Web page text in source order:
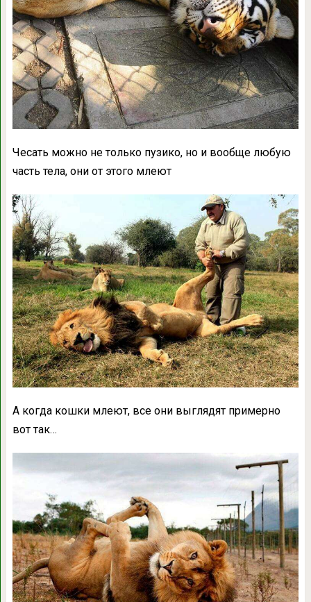
Чесать можно не только пузико, но и вообще любую
часть тела, они от этого млеют
А когда кошки млеют, все они выглядят примерно
вот так…